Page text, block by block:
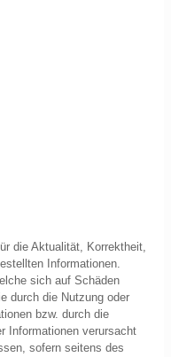
die Aktualität, Korrektheit,
Informationen.
sich auf Schäden
durch die Nutzung oder
bzw. durch die
Informationen verursacht
sofern seitens des